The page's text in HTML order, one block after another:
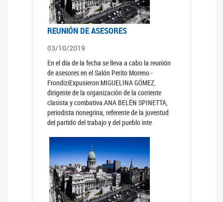
REUNIÓN DE ASESORES
03/10/2019
En el día de la fecha se lleva a cabo la reunión
de asesores en el Salón Perito Moreno -
FrondiziExpusieron:MIGUELINA GÓMEZ,
dirigente de la organización de la corriente
clasista y combativa.ANA BELÉN SPINETTA,
periodista rionegrina, referente de la juventud
del partido del trabajo y del pueblo inte